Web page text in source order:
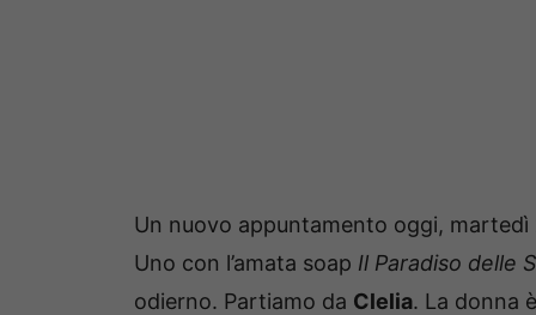
Un nuovo appuntamento oggi,
Uno con l’amata soap Il Paradiso delle
odierno. Partiamo da Clelia. La donna